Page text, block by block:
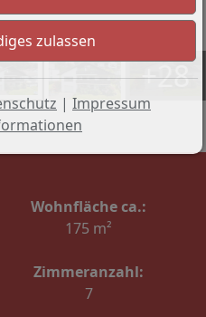
+28
Wohnfläche ca.:
175 m²
Zimmeranzahl:
7
| Impressum